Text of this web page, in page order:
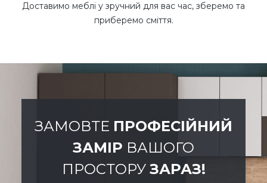
Доставимо меблі у зручний для вас час, зберемо та
приберемо сміття.
ЗАМОВТЕ ПРОФЕСІЙНИЙ
ЗАМІР ВАШОГО
ПРОСТОРУ ЗАРАЗ!